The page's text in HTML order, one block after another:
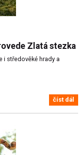
Zlatá stezka
i středověké hrady a
číst dál